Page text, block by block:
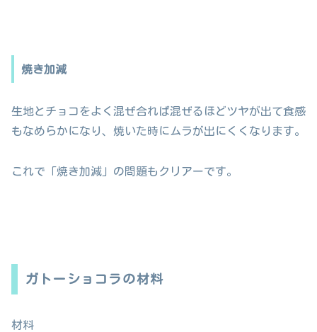
焼き加減
生地とチョコをよく混ぜ合れば混ぜるほどツヤが出て食感
もなめらかになり、焼いた時にムラが出にくくなります。
これで「焼き加減」の問題もクリアーです。
ガトーショコラの材料
材料